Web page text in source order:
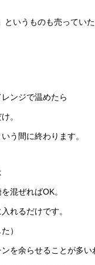
いうものも売っていた
ンジで温めたら
。
う間に終わります。
混ぜればOK。
れるだけです。
）
を余らせることが多い